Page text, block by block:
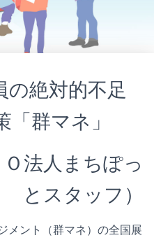
の絶対的不足
群マネ」
法人まちぽっ
とスタッフ）
メント（群マネ）の全国展